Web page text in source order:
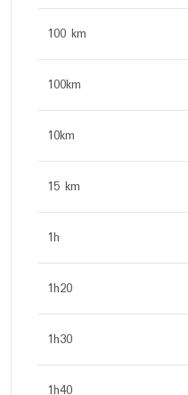
100 km
100km
10km
15 km
1h
1h20
1h30
1h40